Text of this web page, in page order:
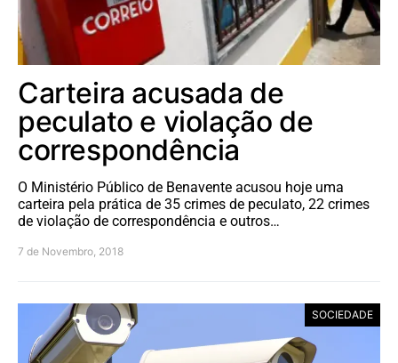
Carteira acusada de
peculato e violação de
correspondência
O Ministério Público de Benavente acusou hoje uma
carteira pela prática de 35 crimes de peculato, 22 crimes
de violação de correspondência e outros…
7 de Novembro, 2018
SOCIEDADE